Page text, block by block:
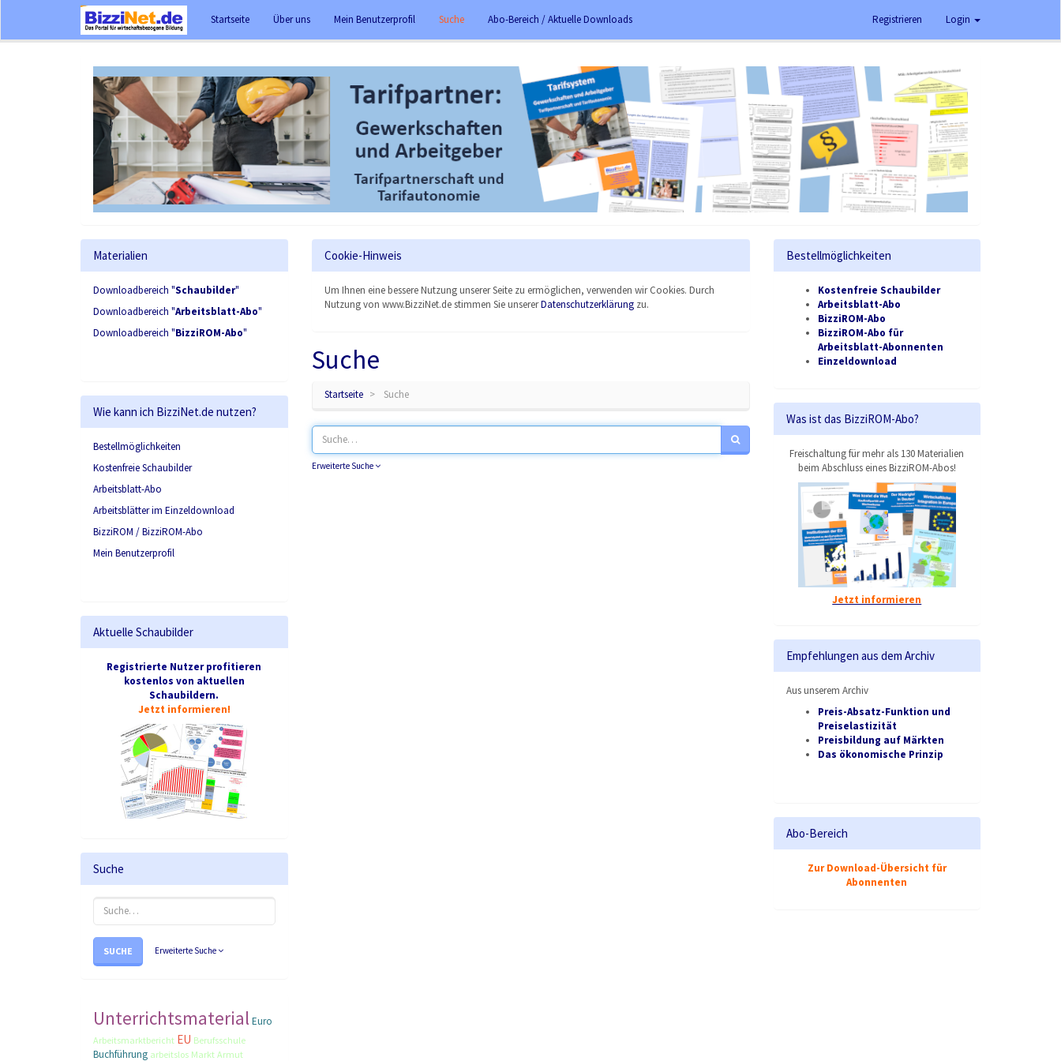
Startseite Über uns Mein Benutzerprofil Suche Abo-Bereich / Aktuelle Downloads Registrieren Login
Materialien
Downloadbereich "Schaubilder"
Downloadbereich "Arbeitsblatt-Abo"
Downloadbereich "BizziROM-Abo"
Wie kann ich BizziNet.de nutzen?
Bestellmöglichkeiten
Kostenfreie Schaubilder
Arbeitsblatt-Abo
Arbeitsblätter im Einzeldownload
BizziROM / BizziROM-Abo
Mein Benutzerprofil
Aktuelle Schaubilder
Registrierte Nutzer profitieren
kostenlos von aktuellen
Schaubildern.
Jetzt informieren!
Suche
SUCHE Erweiterte Suche
Unterrichtsmaterial Euro
Arbeitsmarktbericht EU Berufsschule
Buchführung arbeitslos Markt Armut
Cookie-Hinweis
Um Ihnen eine bessere Nutzung unserer Seite zu ermöglichen, verwenden wir Cookies. Durch
Nutzung von www.BizziNet.de stimmen Sie unsererDatenschutzerklärungzu.
Suche
Startseite Suche
Erweiterte Suche
Bestellmöglichkeiten
Kostenfreie Schaubilder
Arbeitsblatt-Abo
BizziROM-Abo
BizziROM-Abo für
Arbeitsblatt-Abonnenten
Einzeldownload
Was ist das BizziROM-Abo?
Freischaltung für mehr als 130 Materialien
beim Abschluss eines BizziROM-Abos!
Jetzt informieren
Empfehlungen aus dem Archiv
Aus unserem Archiv
Preis-Absatz-Funktion und
Preiselastizität
Preisbildung auf Märkten
Das ökonomische Prinzip
Abo-Bereich
Zur Download-Übersicht für
Abonnenten